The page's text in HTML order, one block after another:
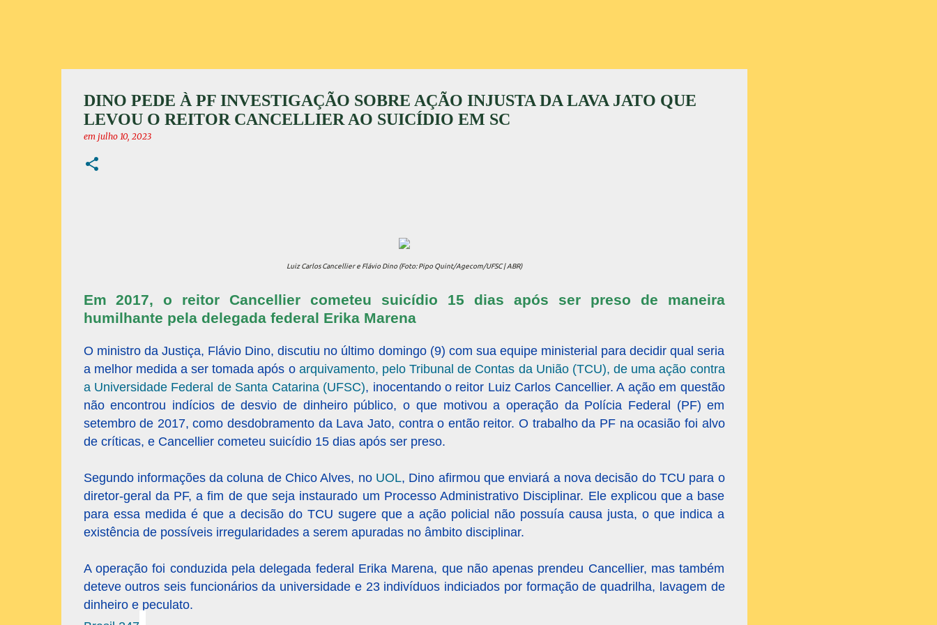
DINO PEDE À PF INVESTIGAÇÃO SOBRE AÇÃO INJUSTA DA LAVA JATO QUE
LEVOU O REITOR CANCELLIER AO SUICÍDIO EM SC
em julho 10, 2023
Luiz Carlos Cancellier e Flávio Dino (Foto: Pipo Quint/Agecom/UFSC | ABR)
Em 2017, o reitor Cancellier cometeu suicídio 15 dias após ser preso de maneira
humilhante pela delegada federal Erika Marena
O ministro da Justiça, Flávio Dino, discutiu no último domingo (9) com sua equipe ministerial para decidir qual seria
a melhor medida a ser tomada após o arquivamento, pelo Tribunal de Contas da União (TCU), de uma ação contra
a Universidade Federal de Santa Catarina (UFSC), inocentando o reitor Luiz Carlos Cancellier. A ação em questão
não encontrou indícios de desvio de dinheiro público, o que motivou a operação da Polícia Federal (PF) em
setembro de 2017, como desdobramento da Lava Jato, contra o então reitor. O trabalho da PF na ocasião foi alvo
de críticas, e Cancellier cometeu suicídio 15 dias após ser preso.
Segundo informações da coluna de Chico Alves, no UOL, Dino afirmou que enviará a nova decisão do TCU para o
diretor-geral da PF, a fim de que seja instaurado um Processo Administrativo Disciplinar. Ele explicou que a base
para essa medida é que a decisão do TCU sugere que a ação policial não possuía causa justa, o que indica a
existência de possíveis irregularidades a serem apuradas no âmbito disciplinar.
A operação foi conduzida pela delegada federal Erika Marena, que não apenas prendeu Cancellier, mas também
deteve outros seis funcionários da universidade e 23 indivíduos indiciados por formação de quadrilha, lavagem de
dinheiro e peculato.